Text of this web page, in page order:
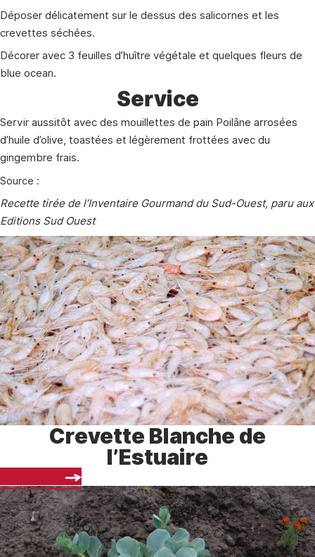
Déposer délicatement sur le dessus des salicornes et les
crevettes séchées.
Décorer avec 3 feuilles d’huître végétale et quelques fleurs de
blue ocean.
Service
Servir aussitôt avec des mouillettes de pain Poilâne arrosées
d’huile d’olive, toastées et légèrement frottées avec du
gingembre frais.
Source :
Recette tirée de l’Inventaire Gourmand du Sud-Ouest, paru aux
Editions Sud Ouest
Crevette Blanche de
l’Estuaire